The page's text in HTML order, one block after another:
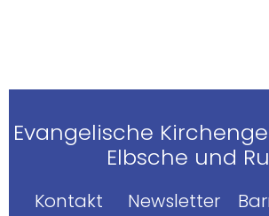
Evangelische
Elbsche und
Kontakt Newsletter